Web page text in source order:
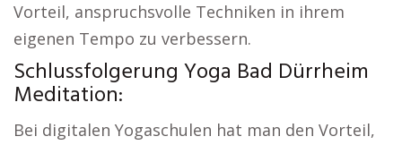
Vorteil, anspruchsvolle Techniken in ihrem
eigenen Tempo zu verbessern.
Schlussfolgerung Yoga Bad Dürrheim
Meditation:
Bei digitalen Yogaschulen hat man den Vorteil,